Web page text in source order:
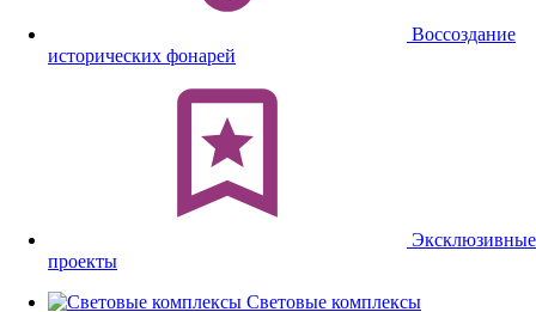
Воссоздание
исторических фонарей
Эксклюзивные
проекты
Световые комплексы